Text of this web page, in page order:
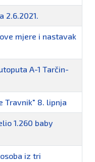
2.6.2021.
mjere i nastavak
A-1 Tarčin-
Travnik" 8. lipnja
1.260 baby
iz tri